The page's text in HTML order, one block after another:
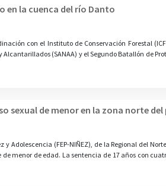
en la cuenca del río Danto
con el Instituto de Conservación Forestal
(SANAA) y el Segundo Batallón de
sexual de menor en la zona norte del
Adolescencia (FEP-NIÑEZ), de la Regional del
menor de edad. La sentencia de 17 años con